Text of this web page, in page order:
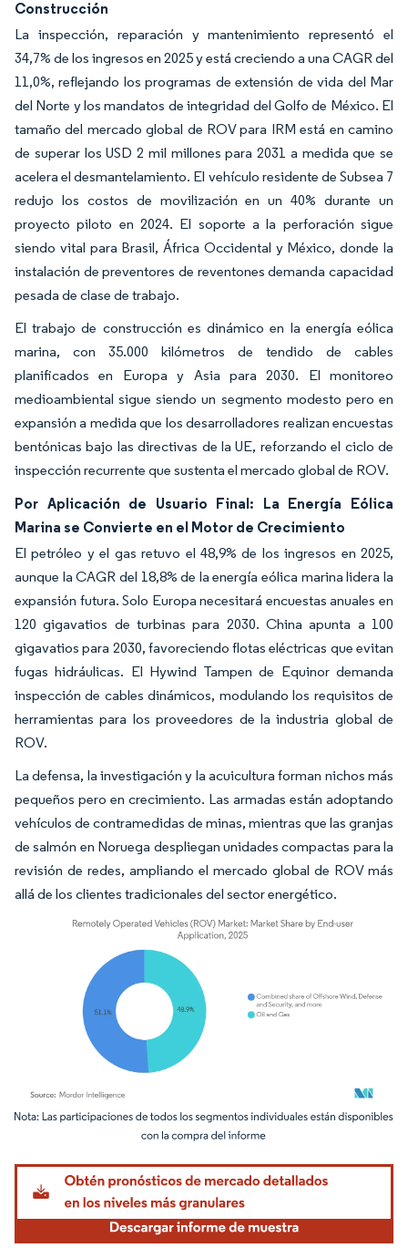
Construcción
La inspección, reparación y mantenimiento representó el
34,7% de los ingresos en 2025 y está creciendo a una CAGR del
11,0%, reflejando los programas de extensión de vida del Mar
del Norte y los mandatos de integridad del Golfo de México. El
tamaño del mercado global de ROV para IRM está en camino
de superar los USD 2 mil millones para 2031 a medida que se
acelera el desmantelamiento. El vehículo residente de Subsea 7
redujo los costos de movilización en un 40% durante un
proyecto piloto en 2024. El soporte a la perforación sigue
siendo vital para Brasil, África Occidental y México, donde la
instalación de preventores de reventones demanda capacidad
pesada de clase de trabajo.
El trabajo de construcción es dinámico en la energía eólica
marina, con 35.000 kilómetros de tendido de cables
planificados en Europa y Asia para 2030. El monitoreo
medioambiental sigue siendo un segmento modesto pero en
expansión a medida que los desarrolladores realizan encuestas
bentónicas bajo las directivas de la UE, reforzando el ciclo de
inspección recurrente que sustenta el mercado global de ROV.
Por Aplicación de Usuario Final: La Energía Eólica
Marina se Convierte en el Motor de Crecimiento
El petróleo y el gas retuvo el 48,9% de los ingresos en 2025,
aunque la CAGR del 18,8% de la energía eólica marina lidera la
expansión futura. Solo Europa necesitará encuestas anuales en
120 gigavatios de turbinas para 2030. China apunta a 100
gigavatios para 2030, favoreciendo flotas eléctricas que evitan
fugas hidráulicas. El Hywind Tampen de Equinor demanda
inspección de cables dinámicos, modulando los requisitos de
herramientas para los proveedores de la industria global de
ROV.
La defensa, la investigación y la acuicultura forman nichos más
pequeños pero en crecimiento. Las armadas están adoptando
vehículos de contramedidas de minas, mientras que las granjas
de salmón en Noruega despliegan unidades compactas para la
revisión de redes, ampliando el mercado global de ROV más
allá de los clientes tradicionales del sector energético.
Imagen © Mordor Intelligence. El uso requiere atribución según CC BY 4.0.